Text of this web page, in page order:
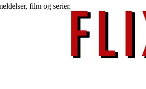
film og serier.